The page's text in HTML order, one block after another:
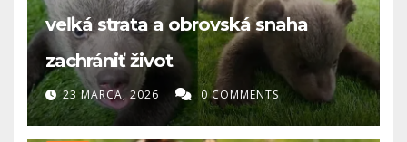
veľká strata a obrovská snaha
zachrániť život
23 MARCA, 2026 0 COMMENTS